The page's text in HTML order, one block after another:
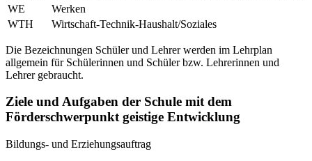
WE
Werken
WTH
Wirtschaft-Technik-Haushalt/Soziales
Die Bezeichnungen Schüler und Lehrer werden im Lehrplan
allgemein für Schülerinnen und Schüler bzw. Lehrerinnen und
Lehrer gebraucht.
Ziele und Aufgaben der Schule mit dem
Förderschwerpunkt geistige Entwicklung
Bildungs- und Erziehungsauftrag